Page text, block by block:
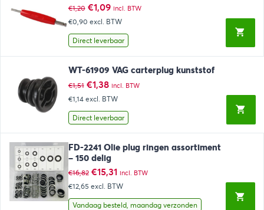
€1,20 Oorspronkelijke
prijs
was:
€1,20.
€1,09Huidige
prijs
is:
€1,09.
incl. BTW
€0,90 excl. BTW
Direct leverbaar
WT-61909 VAG carterplug kunststof
€1,51 Oorspronkelijke
prijs
was:
€1,51.
€1,38Huidige
prijs
is:
€1,38.
incl. BTW
€1,14 excl. BTW
Direct leverbaar
FD-2241 Olie plug ringen assortiment
– 150 delig
€16,82 Oorspronkelijke
prijs
was:
€16,82.
€15,31Huidige
prijs
is:
€15,31.
incl. BTW
€12,65 excl. BTW
Vandaag besteld, maandag verzonden